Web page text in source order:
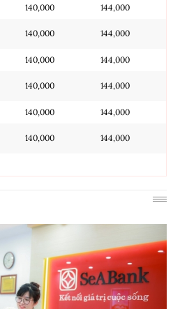
140,000 144,000
140,000 144,000
140,000 144,000
140,000 144,000
140,000 144,000
140,000 144,000